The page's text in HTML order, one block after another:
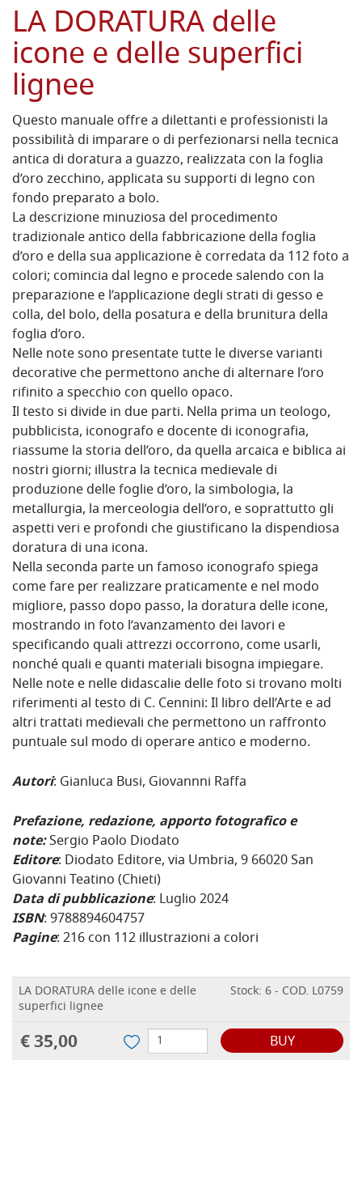
LA DORATURA delle
icone e delle superfici
lignee
Questo manuale offre a dilettanti e professionisti la
possibilità di imparare o di perfezionarsi nella tecnica
antica di doratura a guazzo, realizzata con la foglia
d’oro zecchino, applicata su supporti di legno con
fondo preparato a bolo.
La descrizione minuziosa del procedimento
tradizionale antico della fabbricazione della foglia
d’oro e della sua applicazione è corredata da 112 foto a
colori; comincia dal legno e procede salendo con la
preparazione e l’applicazione degli strati di gesso e
colla, del bolo, della posatura e della brunitura della
foglia d’oro.
Nelle note sono presentate tutte le diverse varianti
decorative che permettono anche di alternare l’oro
rifinito a specchio con quello opaco.
Il testo si divide in due parti. Nella prima un teologo,
pubblicista, iconografo e docente di iconografia,
riassume la storia dell’oro, da quella arcaica e biblica ai
nostri giorni; illustra la tecnica medievale di
produzione delle foglie d’oro, la simbologia, la
metallurgia, la merceologia dell’oro, e soprattutto gli
aspetti veri e profondi che giustificano la dispendiosa
doratura di una icona.
Nella seconda parte un famoso iconografo spiega
come fare per realizzare praticamente e nel modo
migliore, passo dopo passo, la doratura delle icone,
mostrando in foto l’avanzamento dei lavori e
specificando quali attrezzi occorrono, come usarli,
nonché quali e quanti materiali bisogna impiegare.
Nelle note e nelle didascalie delle foto si trovano molti
riferimenti al testo di C. Cennini: Il libro dell’Arte e ad
altri trattati medievali che permettono un raffronto
puntuale sul modo di operare antico e moderno.
Autori: Gianluca Busi, Giovannni Raffa
Prefazione, redazione, apporto fotografico e
note:Sergio Paolo Diodato
Editore: Diodato Editore, via Umbria, 9 66020 San
Giovanni Teatino (Chieti)
Data di pubblicazione: Luglio 2024
ISBN: 9788894604757
Pagine: 216 con 112 illustrazioni a colori
LA DORATURA delle icone e delle
superfici lignee
Stock: 6 - COD. L0759
€ 35,00 BUY